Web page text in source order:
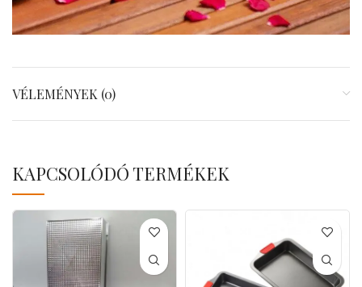
VÉLEMÉNYEK (0)
KAPCSOLÓDÓ TERMÉKEK